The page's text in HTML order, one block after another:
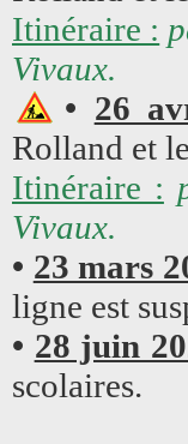
Itinéraire :
Vivaux.
• 26
Rolland et
Itinéraire :
Vivaux.
• 23 mars
ligne est
• 28 juin
scolaires.